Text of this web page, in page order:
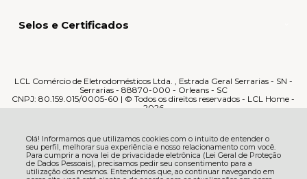
Olá! Informamos que utilizamos cookies com o intuito de entender o
seu perfil, melhorar sua experiência e nosso relacionamento com você.
Para cumprir a nova lei de privacidade eletrônica (Lei Geral de Proteção
de Dados Pessoais), precisamos pedir seu consentimento para a
utilização dos mesmos. Entendemos que, ao continuar navegando em
Selos e Certificados
LCL Comércio de Eletrodomésticos Ltda. , Estrada Geral Serrarias - SN -
Serrarias - 88870-000 - Orleans - SC
CNPJ: 80.159.015/0005-60 | © Todos os direitos reservados - LCL Home -
2026